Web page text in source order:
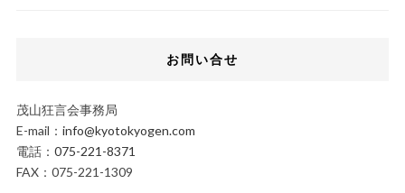
お問い合せ
茂山狂言会事務局
E-mail： info@kyotokyogen.com
電話： 075-221-8371
FAX：075-221-1309